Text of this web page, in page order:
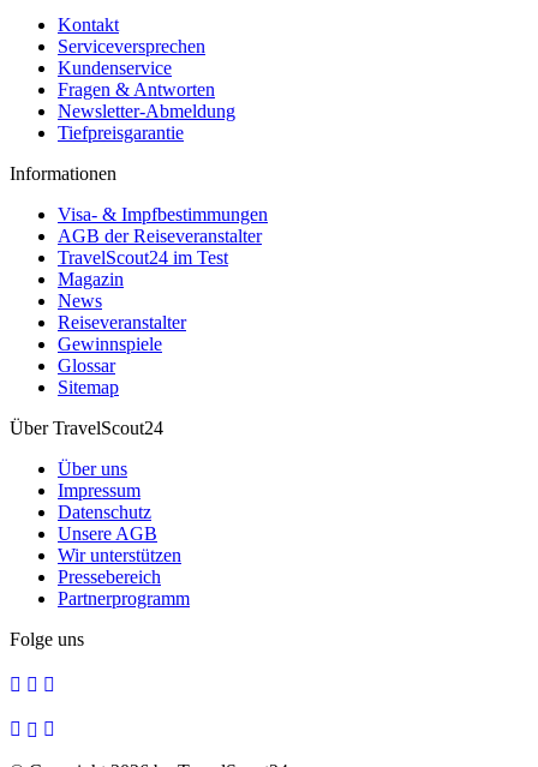
Kontakt
Serviceversprechen
Kundenservice
Fragen & Antworten
Newsletter-Abmeldung
Tiefpreisgarantie
Informationen
Visa- & Impfbestimmungen
AGB der Reiseveranstalter
TravelScout24 im Test
Magazin
News
Reiseveranstalter
Gewinnspiele
Glossar
Sitemap
Über TravelScout24
Über uns
Impressum
Datenschutz
Unsere AGB
Wir unterstützen
Pressebereich
Partnerprogramm
Folge uns